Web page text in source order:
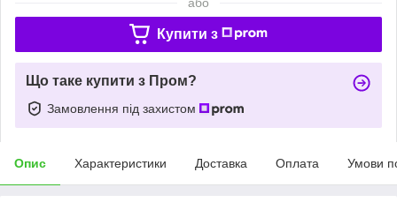
Купити з
Що таке купити з Пром?
Замовлення під захистом
Опис Характеристики Доставка Оплата Умови